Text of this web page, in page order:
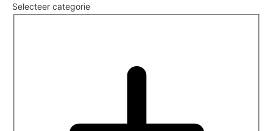
Selecteer categorie